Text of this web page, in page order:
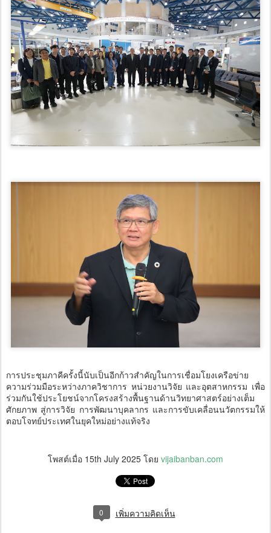
การประชุมภาคีครั้งนี้นับเป็นอีกก้าวสำคัญในการเชื่อมโยงเครือข่าย
ความร่วมมือระหว่างภาควิชาการ หน่วยงานวิจัย และอุตสาหกรรม เพื่อ
ร่วมกันใช้ประโยชน์จากโครงสร้างพื้นฐานด้านวิทยาศาสตร์อย่างเต็ม
ศักยภาพ สู่การวิจัย การพัฒนาบุคลากร และการขับเคลื่อนนวัตกรรมให้
ตอบโจทย์ประเทศในยุคใหม่อย่างแท้จริง
โพสต์เมื่อ 15th July 2025 โดย vijaibanban.com
0 เพิ่มความคิดเห็น